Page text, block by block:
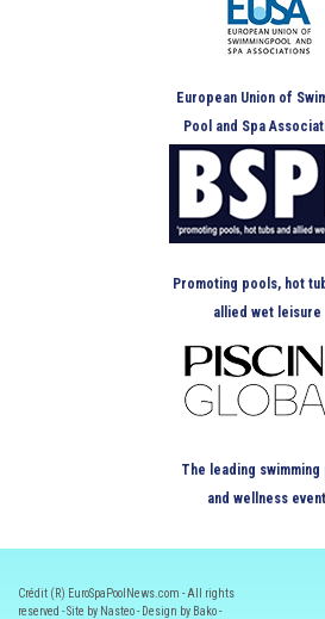
European Union of
Pool and Spa
Promoting pools, hot
allied wet leisure
The leading swimming
and wellness event
Crédit (R) EuroSpaPoolNews.com - All rights
reserved - Site by Nasteo - Design by Bako -